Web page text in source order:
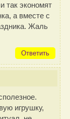
так экономят
а вместе с
Жаль
Ответить
игрушку,